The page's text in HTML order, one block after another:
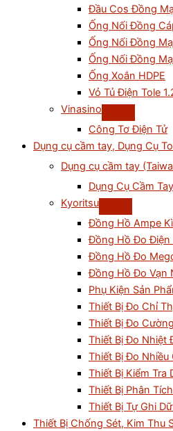
Đầu Cos Đồng
Ống Nối Đồng
Ống Nối Đồng
Ống Nối Đồng
Ống Xoắn HDPE
Vỏ Tủ Điện Tole
Vinasino
Công Tơ Điện Tử
Dụng cụ cầm tay, Dụng Cụ
Dụng cụ cầm tay
Dụng Cụ Cầm Tay
Kyoritsu
Đồng Hồ Ampe
Đồng Hồ Đo Điện
Đồng Hồ Đo
Đồng Hồ Đo Vạn
Phụ Kiện Sản
Thiết Bị Đo Chỉ
Thiết Bị Đo
Thiết Bị Đo Nhiệt
Thiết Bị Đo Nhiều
Thiết Bị Kiểm Tra
Thiết Bị Phân
Thiết Bị Tự Ghi
Thiết Bị Chống Sét, Kim Thu